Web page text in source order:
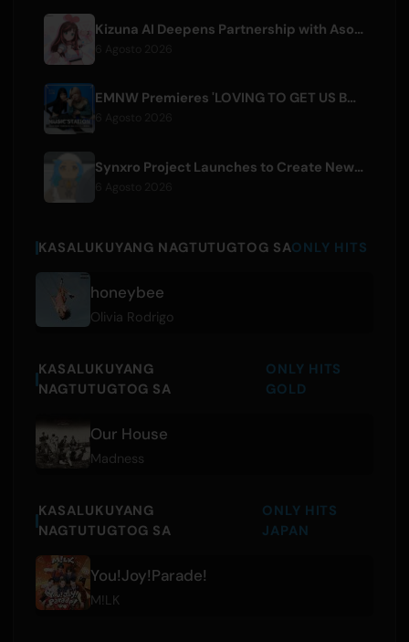
Kizuna AI Deepens Partnership with Asobisystem Ahead of 10th Anniversary World Tour
EMNW Premieres 'LOVING TO GET US BY' Music Video on August 7
Synxro Project Launches to Create New IP from Fictional Anime Openings
KASALUKUYANG NAGTUTUGTOG SAONLY HITS
honeybee
Olivia Rodrigo
KASALUKUYANG
NAGTUTUGTOG SA
ONLY HITS
GOLD
Our House
Madness
KASALUKUYANG
NAGTUTUGTOG SA
ONLY HITS
JAPAN
You!Joy!Parade!
M!LK